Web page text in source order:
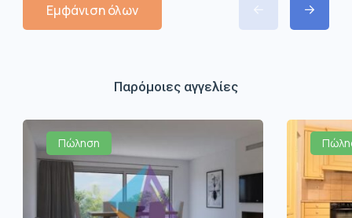
Εμφάνιση όλων
Παρόμοιες αγγελίες
Πώληση